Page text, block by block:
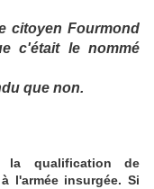
citoyen Fourmond
c'était le nommé
que non.
la qualification de
l'armée insurgée. Si